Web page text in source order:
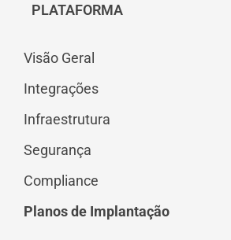
PLATAFORMA
Visão Geral
Integrações
Infraestrutura
Segurança
Compliance
Planos de Implantação